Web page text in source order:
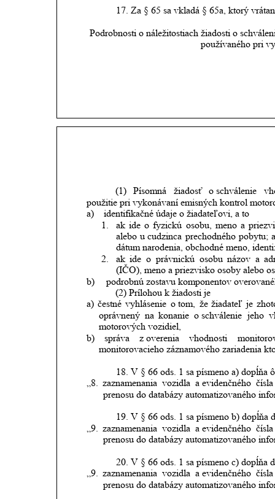
17. Za § 65 sa vkladá § 65a, ktorý
Podrobnosti o náležitostiach žiadosti o
používaného pri
(1) Písomná žiadosť o schválenie
použitie pri vykonávaní emisných kontrol
a)
identifikačné údaje o žiadateľovi, a to
1.
ak ide o fyzickú osobu, meno a
alebo u cudzinca prechodného pobytu;
dátum narodenia, obchodné meno,
2.
ak ide o právnickú osobu názov a
(IČO), meno a priezvisko osoby alebo
b)
podrobnú zostavu komponentov
(2) Prílohou k žiadosti je
a) čestné vyhlásenie o tom, že žiadateľ je
oprávnený na konanie o schválenie jeho
motorových vozidiel,
b)
správa z overenia vhodnosti
monitorovacieho záznamového zariadenia
18. V § 66 ods. 1 sa písmeno a) dopĺňa
„8.
zaznamenania vozidla a evidenčného čísla
prenosu do databázy automatizovaného
19. V § 66 ods. 1 sa písmeno b)
„9.
zaznamenania vozidla a evidenčného čísla
prenosu do databázy automatizovaného
20. V § 66 ods. 1 sa písmeno c) dopĺňa
„9. zaznamenania vozidla a evidenčného čísla
prenosu do databázy automatizovaného